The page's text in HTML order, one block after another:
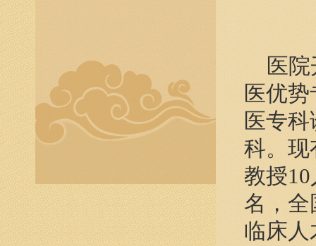
医院
医优
医专
科。现
教授
名，
临床人